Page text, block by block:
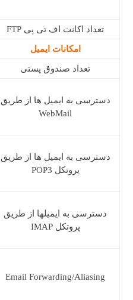
تعداد اکانت اف تی پی FTP
امکانات ایمیل
تعداد صندوق پستی
دسترسی به ایمیل ها از طریق
WebMail
دسترسی به ایمیل ها از طریق
پروتکل POP3
دسترسی به ایمیلها از طریق
پروتکل IMAP
Email Forwarding/Aliasing